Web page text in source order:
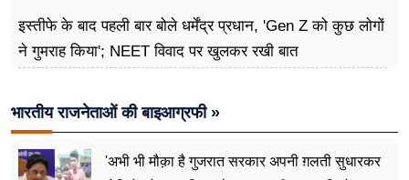
इस्तीफे के बाद पहली बार बोले धर्मेंद्र प्रधान, 'Gen Z को कुछ लोगों
ने गुमराह किया'; NEET विवाद पर खुलकर रखी बात
भारतीय राजनेताओं की बाइआग्रफी »
'अभी भी मौक़ा है गुजरात सरकार अपनी ग़लती सुधारकर